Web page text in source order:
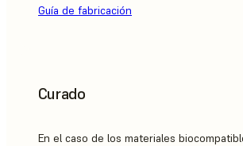
Guía de fabricación
Curado
En el caso de los materiales